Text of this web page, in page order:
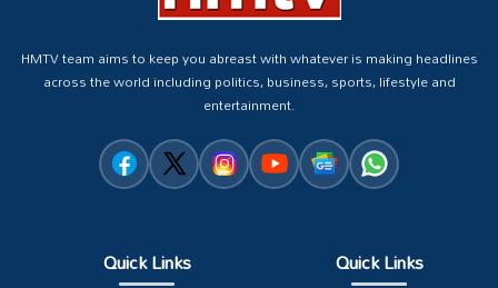
HMTV team aims to keep you abreast with whatever is making headlines
across the world including politics, business, sports, lifestyle and
entertainment.
Quick Links Quick Links